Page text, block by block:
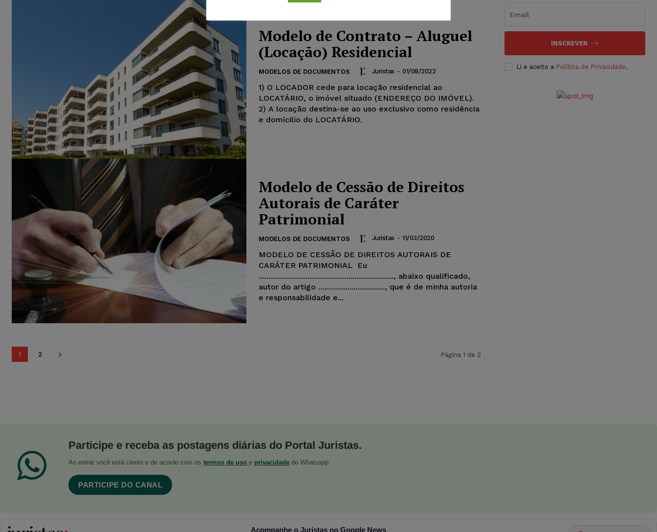
Modelo de Contrato – Aluguel
(Locação) Residencial
MODELOS DE DOCUMENTOS Juristas - 01/08/2022
1) O LOCADOR cede para locação residencial ao
LOCATÁRIO, o imóvel situado (ENDEREÇO DO IMÓVEL).
2) A locação destina-se ao uso exclusivo como residência
e domicilio do LOCATÁRIO.
Modelo de Cessão de Direitos
Autorais de Caráter
Patrimonial
MODELOS DE DOCUMENTOS Juristas - 11/03/2020
MODELO DE CESSÃO DE DIREITOS AUTORAIS DE
CARÁTER PATRIMONIAL Eu
....................................................................., abaixo qualificado,
autor do artigo .................................., que é de minha autoria
e responsabilidade e...
1 2 Página 1 de 2
INSCREVER
Li e aceito a Política de Privacidade.
Participe e receba as postagens diárias do Portal Juristas.
Ao entrar você está ciente e de acordo com os termos de uso e privacidade do Whatsapp.
PARTICIPE DO CANAL
Acompanhe o Juristas no Google News